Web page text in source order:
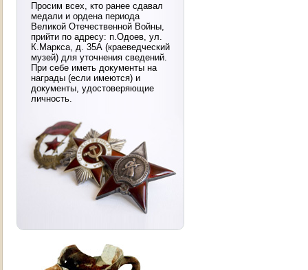
Просим всех, кто ранее сдавал
медали и ордена периода
Великой Отечественной Войны,
прийти по адресу: п.Одоев, ул.
К.Маркса, д. 35А (краеведческий
музей) для уточнения сведений.
При себе иметь документы на
награды (если имеются) и
документы, удостоверяющие
личность.